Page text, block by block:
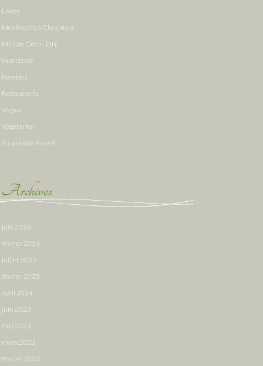
Livres
Mes Recettes Chez Vous
Minute Deco - DIY
Non classé
Recettes
Restaurants
Vegan
Végétarien
Y a pas que Paris !!!
Archives
juin 2026
février 2026
juillet 2025
février 2025
avril 2024
juin 2023
mai 2023
mars 2023
février 2023